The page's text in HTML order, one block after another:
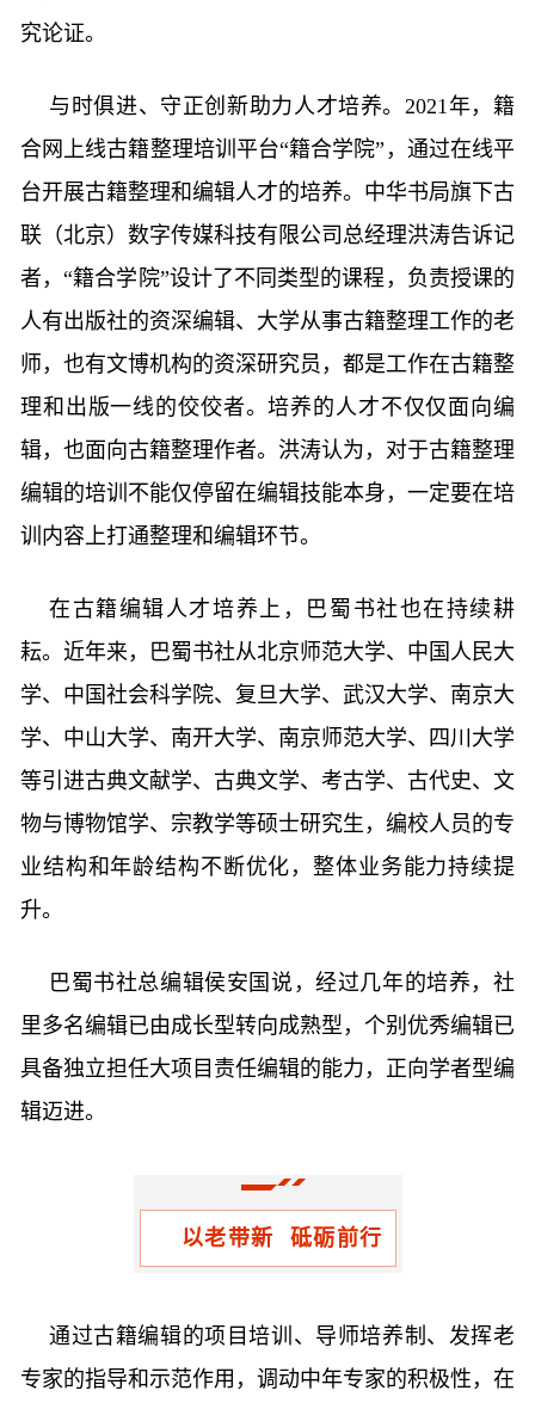
究论证。
与时俱进、守正创新助力人才培养。2021年，籍
合网上线古籍整理培训平台“籍合学院”，通过在线平
台开展古籍整理和编辑人才的培养。中华书局旗下古
联（北京）数字传媒科技有限公司总经理洪涛告诉记
者，“籍合学院”设计了不同类型的课程，负责授课的
人有出版社的资深编辑、大学从事古籍整理工作的老
师，也有文博机构的资深研究员，都是工作在古籍整
理和出版一线的佼佼者。培养的人才不仅仅面向编
辑，也面向古籍整理作者。洪涛认为，对于古籍整理
编辑的培训不能仅停留在编辑技能本身，一定要在培
训内容上打通整理和编辑环节。
在古籍编辑人才培养上，巴蜀书社也在持续耕
耘。近年来，巴蜀书社从北京师范大学、中国人民大
学、中国社会科学院、复旦大学、武汉大学、南京大
学、中山大学、南开大学、南京师范大学、四川大学
等引进古典文献学、古典文学、考古学、古代史、文
物与博物馆学、宗教学等硕士研究生，编校人员的专
业结构和年龄结构不断优化，整体业务能力持续提
升。
巴蜀书社总编辑侯安国说，经过几年的培养，社
里多名编辑已由成长型转向成熟型，个别优秀编辑已
具备独立担任大项目责任编辑的能力，正向学者型编
辑迈进。
以老带新 砥砺前行
通过古籍编辑的项目培训、导师培养制、发挥老
专家的指导和示范作用，调动中年专家的积极性，在